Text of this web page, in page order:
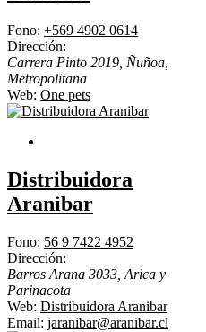
Fono: +569 4902 0614
Dirección:
Carrera Pinto 2019, Ñuñoa
Metropolitana
Web: One pets
Distribuidora
Aranibar
Fono: 56 9 7422 4952
Dirección:
Barros Arana 3033 Arica y
Parinacota
Web: Distribuidora Aranibar
Email: jaranibar@aranibar.cl